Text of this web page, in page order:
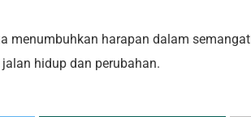
menumbuhkan harapan dalam semangat
hidup dan perubahan.